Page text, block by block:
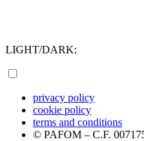
LIGHT/DARK:
privacy policy
cookie policy
terms and conditions
© PAFOM – C.F.